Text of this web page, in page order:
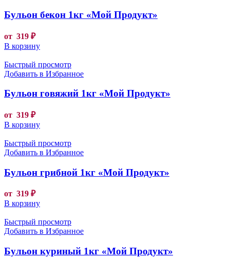
Бульон бекон 1кг «Мой Продукт»
от 319 ₽
В корзину
Быстрый просмотр
Добавить в Избранное
Бульон говяжий 1кг «Мой Продукт»
от 319 ₽
В корзину
Быстрый просмотр
Добавить в Избранное
Бульон грибной 1кг «Мой Продукт»
от 319 ₽
В корзину
Быстрый просмотр
Добавить в Избранное
Бульон куриный 1кг «Мой Продукт»